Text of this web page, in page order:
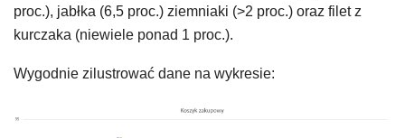
proc.), jabłka (6,5 proc.) ziemniaki (>2 proc.) oraz filet z
kurczaka (niewiele ponad 1 proc.).
Wygodnie zilustrować dane na wykresie: